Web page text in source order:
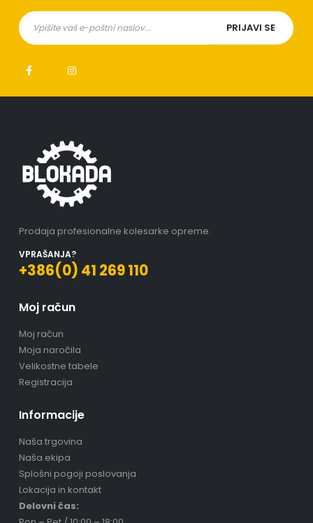
Prodaja profesionalne kolesarke opreme.
VPRAŠANJA?
+386(0) 41 269 110
Moj račun
Moj račun
Moja naročila
Velikostne tabele
Registracija
Informacije
Naša trgovina
Naša ekipa
Splošni pogoji poslovanja
Lokacija in kontakt
Delovni čas: